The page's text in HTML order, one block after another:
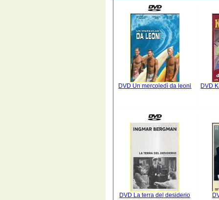
DVD Un mercoledì da leoni DVD
DVD La terra del desiderio